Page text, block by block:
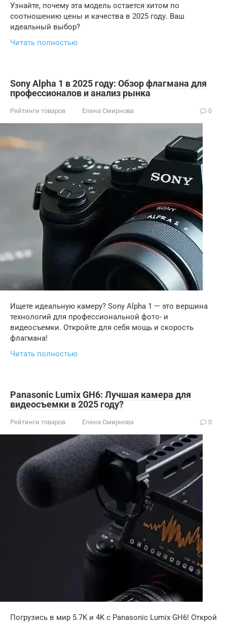
Узнайте, почему эта модель остается хитом по
соотношению цены и качества в 2025 году. Ваш
идеальный выбор?
Читать полностью
Sony Alpha 1 в 2025 году: Обзор флагмана для
профессионалов и анализ рынка
Рейтинги товаров Елена Смирнова 0
Ищете идеальную камеру? Sony Alpha 1 — это вершина
технологий для профессиональной фото- и
видеосъемки. Откройте для себя мощь и скорость
флагмана!
Читать полностью
Panasonic Lumix GH6: Лучшая камера для
видеосъемки в 2025 году?
Рейтинги товаров Елена Смирнова 0
Погрузись в мир 5.7K и 4K с Panasonic Lumix GH6! Открой